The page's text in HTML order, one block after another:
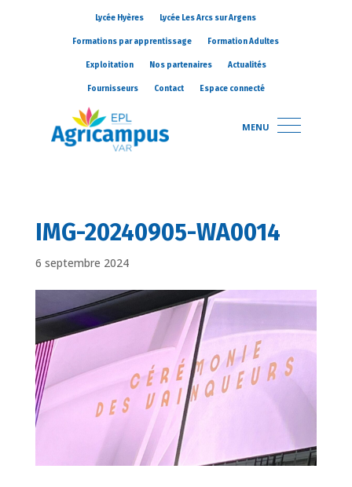
Lycée Hyères Lycée Les Arcs sur Argens
Formations par apprentissage Formation Adultes
Exploitation Nos partenaires Actualités
Fournisseurs Contact Espace connecté
MENU
IMG-20240905-WA0014
6 septembre 2024